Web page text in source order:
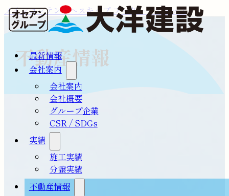
メインコンテンツへスキップフッターへスキップ
最新情報
会社案内
会社案内
会社概要
グループ企業
CSR / SDGs
実績
施工実績
分譲実績
不動産情報
不動産情報